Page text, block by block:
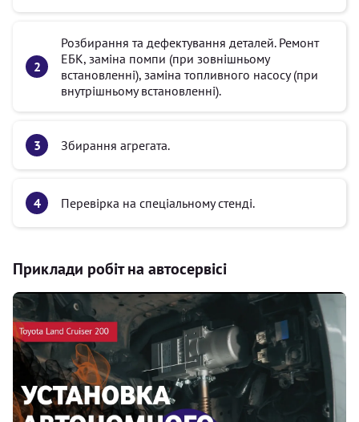
Розбирання та дефектування деталей. Ремонт
ЕБК, заміна помпи (при зовнішньому
встановленні), заміна топливного насосу (при
внутрішньому встановленні).
Збирання агрегата.
Перевірка на спеціальному стенді.
Приклади робіт на автосервісі